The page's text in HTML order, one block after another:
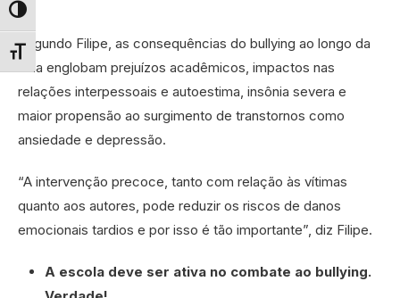
Alternar alto contraste
Alternar tamanho da fonte
Segundo Filipe, as consequências do bullying ao longo da
vida englobam prejuízos acadêmicos, impactos nas
relações interpessoais e autoestima, insônia severa e
maior propensão ao surgimento de transtornos como
ansiedade e depressão.
“A intervenção precoce, tanto com relação às vítimas
quanto aos autores, pode reduzir os riscos de danos
emocionais tardios e por isso é tão importante”, diz Filipe.
A escola deve ser ativa no combate ao bullying.